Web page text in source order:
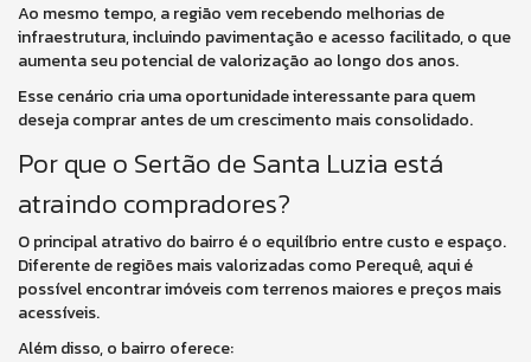
Ao mesmo tempo, a região vem recebendo melhorias de
infraestrutura, incluindo pavimentação e acesso facilitado, o que
aumenta seu potencial de valorização ao longo dos anos.
Esse cenário cria uma oportunidade interessante para quem
deseja comprar antes de um crescimento mais consolidado.
Por que o Sertão de Santa Luzia está
atraindo compradores?
O principal atrativo do bairro é o equilíbrio entre custo e espaço.
Diferente de regiões mais valorizadas como Perequê, aqui é
possível encontrar imóveis com terrenos maiores e preços mais
acessíveis.
Além disso, o bairro oferece: